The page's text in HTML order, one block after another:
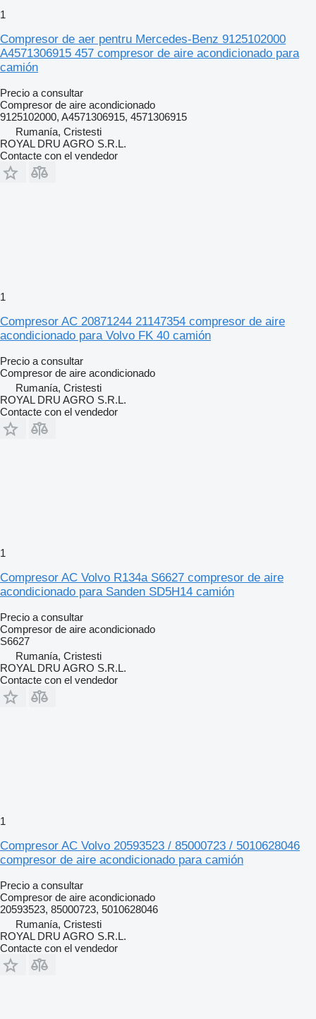
1
Compresor de aer pentru Mercedes-Benz 9125102000
A4571306915 457 compresor de aire acondicionado para
camión
Precio a consultar
Compresor de aire acondicionado
9125102000, A4571306915, 4571306915
Rumanía, Cristesti
ROYAL DRU AGRO S.R.L.
Contacte con el vendedor
1
Compresor AC 20871244 21147354 compresor de aire
acondicionado para Volvo FK 40 camión
Precio a consultar
Compresor de aire acondicionado
Rumanía, Cristesti
ROYAL DRU AGRO S.R.L.
Contacte con el vendedor
1
Compresor AC Volvo R134a S6627 compresor de aire
acondicionado para Sanden SD5H14 camión
Precio a consultar
Compresor de aire acondicionado
S6627
Rumanía, Cristesti
ROYAL DRU AGRO S.R.L.
Contacte con el vendedor
1
Compresor AC Volvo 20593523 / 85000723 / 5010628046
compresor de aire acondicionado para camión
Precio a consultar
Compresor de aire acondicionado
20593523, 85000723, 5010628046
Rumanía, Cristesti
ROYAL DRU AGRO S.R.L.
Contacte con el vendedor